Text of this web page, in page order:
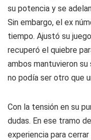
su potencia y se
Sin embargo, el ex
tiempo. Ajustó su
recuperó el quiebre
ambos mantuvieron
no podía ser otro que
Con la tensión en su
dudas. En ese tramo
experiencia para